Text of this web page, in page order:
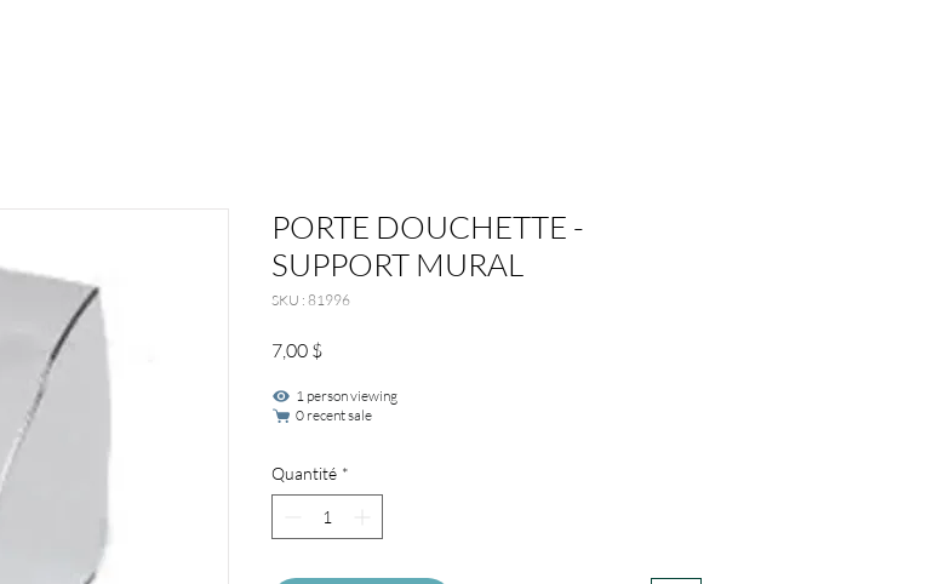
PORTE DOUCHETTE -
SUPPORT MURAL
SKU : 81996
7,00 $Prix
1 person viewing
0 recent sale
Quantité *